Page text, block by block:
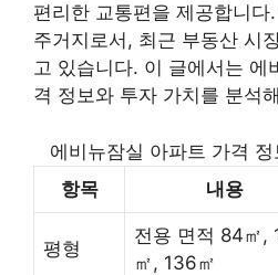
편리한 교통편을 제공합니다
주거지로서, 최근 부동산 시
고 있습니다. 이 글에서는 에
격 정보와 투자 가치를 분석
에비뉴잠실 아파트 가격
항목
내용
평형
전용 면적 84㎡,
㎡, 136㎡